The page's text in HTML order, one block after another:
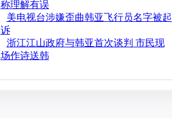
称理解有误
美电视台涉嫌歪曲韩亚飞行员名字被起
诉
浙江江山政府与韩亚首次谈判 市民现
场作诗送韩